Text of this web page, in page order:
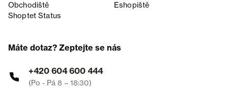
Obchodiště
Eshopiště
Shoptet Status
Máte dotaz? Zeptejte se nás
+420 604 600 444
(Po - Pá 8 – 18:30)